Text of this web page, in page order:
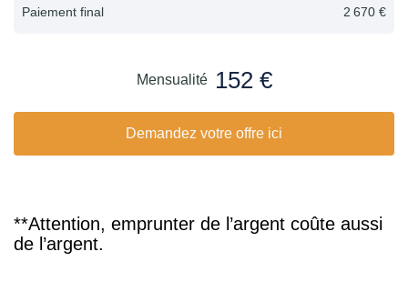
Paiement final 2 670 €
Mensualité 152 €
Demandez votre offre ici
**Attention, emprunter de l’argent coûte aussi
de l’argent.